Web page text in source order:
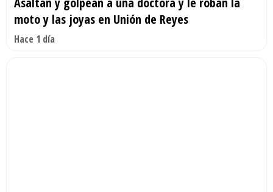
moto y las joyas en Unión de Reyes
Hace 1 día